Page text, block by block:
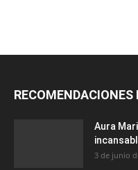
RECOMENDACIONES
Aura
3 de junio